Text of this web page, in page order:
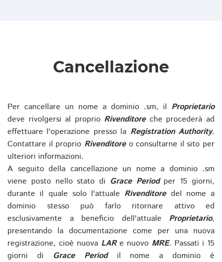
Cancellazione
Per cancellare un nome a dominio .sm, il Proprietario
deve rivolgersi al proprio Rivenditoreche procederà ad
effettuare l'operazione presso la Registration Authority.
Contattare il proprio Rivenditoreo consultarne il sito per
ulteriori informazioni.
A seguito della cancellazione un nome a dominio .sm
viene posto nello stato di Grace Periodper 15 giorni,
durante il quale solo l'attuale Rivenditoredel nome a
dominio stesso può farlo ritornare attivo ed
esclusivamente a beneficio dell'attuale Proprietario,
presentando la documentazione come per una nuova
registrazione, cioè nuova LARe nuovo MRE. Passati i 15
giorni di Grace Periodil nome a dominio è